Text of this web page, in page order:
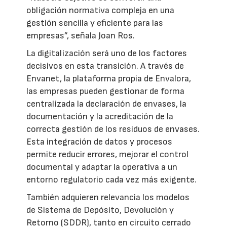
obligación normativa compleja en una
gestión sencilla y eficiente para las
empresas”, señala Joan Ros.
La digitalización será uno de los factores
decisivos en esta transición. A través de
Envanet, la plataforma propia de Envalora,
las empresas pueden gestionar de forma
centralizada la declaración de envases, la
documentación y la acreditación de la
correcta gestión de los residuos de envases.
Esta integración de datos y procesos
permite reducir errores, mejorar el control
documental y adaptar la operativa a un
entorno regulatorio cada vez más exigente.
También adquieren relevancia los modelos
de Sistema de Depósito, Devolución y
Retorno (SDDR), tanto en circuito cerrado